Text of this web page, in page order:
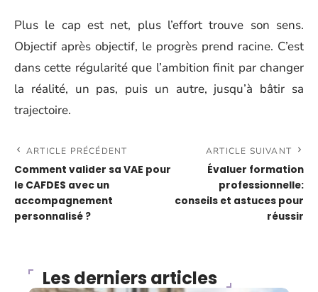
Plus le cap est net, plus l’effort trouve son sens.
Objectif après objectif, le progrès prend racine. C’est
dans cette régularité que l’ambition finit par changer
la réalité, un pas, puis un autre, jusqu’à bâtir sa
trajectoire.
ARTICLE PRÉCÉDENT
Comment valider sa VAE pour
le CAFDES avec un
accompagnement
personnalisé ?
ARTICLE SUIVANT
Évaluer formation
professionnelle:
conseils et astuces pour
réussir
Les derniers articles